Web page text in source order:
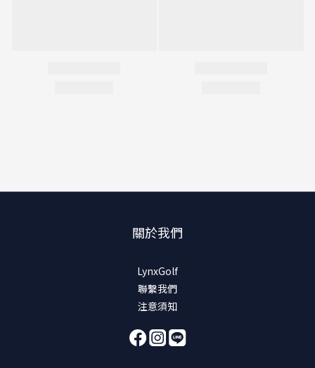
關於我們
LynxGolf
聯繫我們
注意須知